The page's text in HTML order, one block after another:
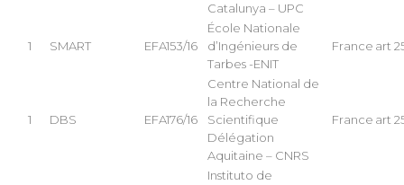
Catalunya – UPC
1 SMART EFA153/16
École Nationale
d’Ingénieurs de
Tarbes -ENIT
France art
1 DBS EFA176/16
Centre National de
la Recherche
Scientifique
Délégation
Aquitaine – CNRS
France art
Instituto de